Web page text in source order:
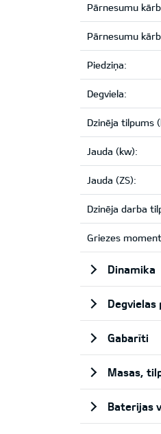
Pārnesumu
Pārnesumu
Piedziņa:
Degviela:
Dzinēja tilpums
Jauda (kw):
Jauda (ZS):
Dzinēja darba
Griezes
Dinamika
Degvielas
Gabarīti
Masas,
Baterijas